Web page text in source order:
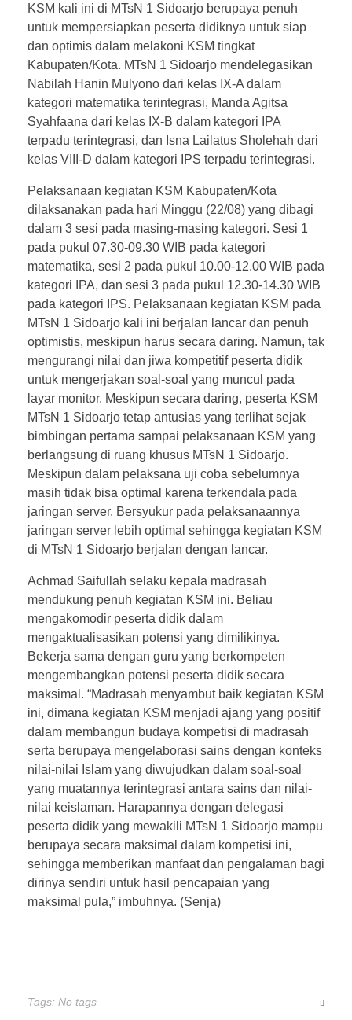
KSM kali ini di MTsN 1 Sidoarjo berupaya penuh
untuk mempersiapkan peserta didiknya untuk siap
dan optimis dalam melakoni KSM tingkat
Kabupaten/Kota. MTsN 1 Sidoarjo mendelegasikan
Nabilah Hanin Mulyono dari kelas IX-A dalam
kategori matematika terintegrasi, Manda Agitsa
Syahfaana dari kelas IX-B dalam kategori IPA
terpadu terintegrasi, dan Isna Lailatus Sholehah dari
kelas VIII-D dalam kategori IPS terpadu terintegrasi.
Pelaksanaan kegiatan KSM Kabupaten/Kota
dilaksanakan pada hari Minggu (22/08) yang dibagi
dalam 3 sesi pada masing-masing kategori. Sesi 1
pada pukul 07.30-09.30 WIB pada kategori
matematika, sesi 2 pada pukul 10.00-12.00 WIB pada
kategori IPA, dan sesi 3 pada pukul 12.30-14.30 WIB
pada kategori IPS. Pelaksanaan kegiatan KSM pada
MTsN 1 Sidoarjo kali ini berjalan lancar dan penuh
optimistis, meskipun harus secara daring. Namun, tak
mengurangi nilai dan jiwa kompetitif peserta didik
untuk mengerjakan soal-soal yang muncul pada
layar monitor. Meskipun secara daring, peserta KSM
MTsN 1 Sidoarjo tetap antusias yang terlihat sejak
bimbingan pertama sampai pelaksanaan KSM yang
berlangsung di ruang khusus MTsN 1 Sidoarjo.
Meskipun dalam pelaksana uji coba sebelumnya
masih tidak bisa optimal karena terkendala pada
jaringan server. Bersyukur pada pelaksanaannya
jaringan server lebih optimal sehingga kegiatan KSM
di MTsN 1 Sidoarjo berjalan dengan lancar.
Achmad Saifullah selaku kepala madrasah
mendukung penuh kegiatan KSM ini. Beliau
mengakomodir peserta didik dalam
mengaktualisasikan potensi yang dimilikinya.
Bekerja sama dengan guru yang berkompeten
mengembangkan potensi peserta didik secara
maksimal. “Madrasah menyambut baik kegiatan KSM
ini, dimana kegiatan KSM menjadi ajang yang positif
dalam membangun budaya kompetisi di madrasah
serta berupaya mengelaborasi sains dengan konteks
nilai-nilai Islam yang diwujudkan dalam soal-soal
yang muatannya terintegrasi antara sains dan nilai-
nilai keislaman. Harapannya dengan delegasi
peserta didik yang mewakili MTsN 1 Sidoarjo mampu
berupaya secara maksimal dalam kompetisi ini,
sehingga memberikan manfaat dan pengalaman bagi
dirinya sendiri untuk hasil pencapaian yang
maksimal pula,” imbuhnya. (Senja)
Tags: No tags